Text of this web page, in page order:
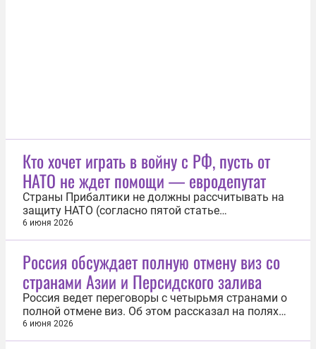
Кто хочет играть в войну с РФ, пусть от
НАТО не ждет помощи — евродепутат
Страны Прибалтики не должны рассчитывать на
защиту НАТО (согласно пятой статье
Североатлантического договора), если продолжат
провокации в отношении России. Об этом заявил
Люксембурга Фернан Картайзер, участвующий в
работе Петербургского международного...
6 июня 2026
Россия обсуждает полную отмену виз со
странами Азии и Персидского залива
Россия ведет переговоры с четырьмя странами о
полной отмене виз. Об этом рассказал на полях
Петербургского международного экономического
форума (ПМЭФ) вице-премьер РФ Дмитрий
6 июня 2026